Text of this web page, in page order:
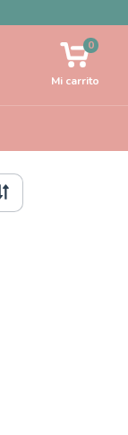
Mi carrito
0